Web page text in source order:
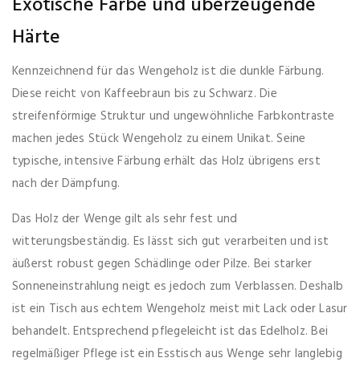
Härte
Kennzeichnend für das Wengeholz ist die dunkle Färbung.
Diese reicht von Kaffeebraun bis zu Schwarz. Die
streifenförmige Struktur und ungewöhnliche Farbkontraste
machen jedes Stück Wengeholz zu einem Unikat. Seine
typische, intensive Färbung erhält das Holz übrigens erst
nach der Dämpfung.
Das Holz der Wenge gilt als sehr fest und
witterungsbeständig. Es lässt sich gut verarbeiten und ist
äußerst robust gegen Schädlinge oder Pilze. Bei starker
Sonneneinstrahlung neigt es jedoch zum Verblassen. Deshalb
ist ein Tisch aus echtem Wengeholz meist mit Lack oder Lasur
behandelt. Entsprechend pflegeleicht ist das Edelholz. Bei
regelmäßiger Pflege ist ein Esstisch aus Wenge sehr langlebig